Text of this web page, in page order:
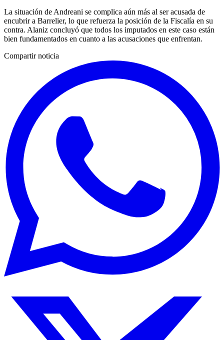
La situación de Andreani se complica aún más al ser acusada de
encubrir a Barrelier, lo que refuerza la posición de la Fiscalía en su
contra. Alaniz concluyó que todos los imputados en este caso están
bien fundamentados en cuanto a las acusaciones que enfrentan.
Compartir noticia